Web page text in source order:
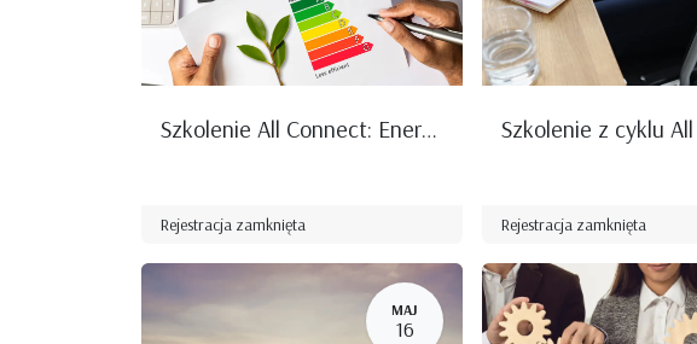
Szkolenie All Connect: Energia, pieniądze i środowisko – obowiązki i szanse dla firm produkcyjnych według Dyrektywy UE w sprawie efektywności energetycznej
Rejestracja zamknięta Rejestracja zamknięta
MAJ
16